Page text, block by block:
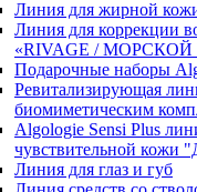
Линия для жирной
Линия для коррекции
«RIVAGE / МОРСКОЙ
Подарочные наборы
Ревитализирующая
биомиметическим
Algologie Sensi Plus
чувcтвительной кожи
Линия для глаз и губ